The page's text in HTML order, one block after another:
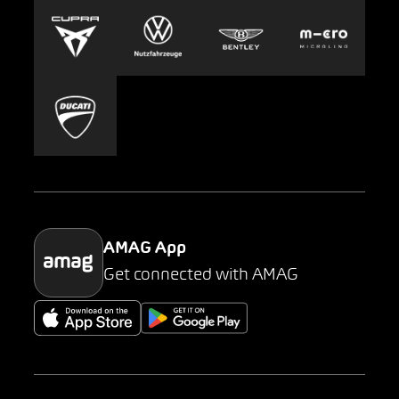
Europcar
Carsharing
Mobility-as-a-Service
Parking
Presse
AMAG App
Get connected with AMAG